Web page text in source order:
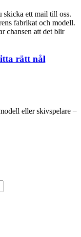
skicka ett mail till oss.
fabrikat och modell.
chansen att det blir
rätt nål
eller skivspelare –